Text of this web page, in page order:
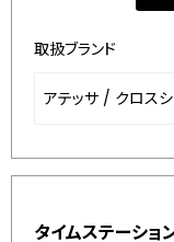
取扱ブランド
アテッサ / クロス
タイムステーショ